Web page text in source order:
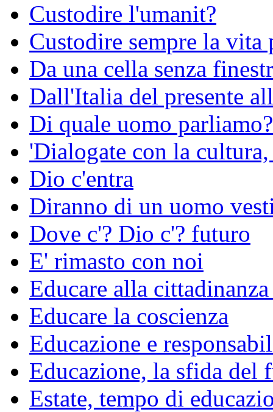
Custodire l'umanit?
Custodire sempre la vita
Da una cella senza
Dall'Italia del presente
Di quale uomo parliamo?
'Dialogate con la
Dio c'entra
Diranno di un uomo
Dove c'? Dio c'? futuro
E' rimasto con noi
Educare alla
Educare la coscienza
Educazione e
Educazione, la sfida del
Estate, tempo di